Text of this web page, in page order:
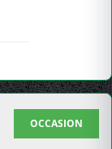
OCCASION